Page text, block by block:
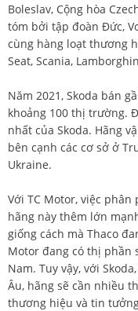
Boleslav, Cộng hòa
tóm bởi tập đoàn Đức,
cùng hàng loạt thương
Seat, Scania,
Năm 2021, Skoda bán
khoảng 100 thị trường.
nhất của Skoda. Hãng
bên cạnh các cơ sở ở
Ukraine.
Với TC Motor, việc
hãng này thêm lớn
giống cách mà Thaco
Motor đang có thị phần
Nam. Tuy vậy, với
Âu, hãng sẽ cần nhiều
thương hiệu và tin